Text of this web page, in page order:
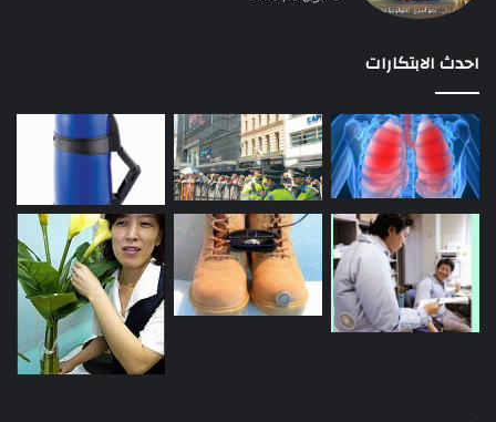
احدث الابتكارات